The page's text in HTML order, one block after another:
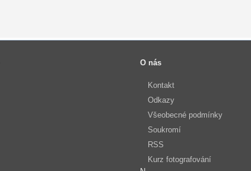
O nás
Kontakt
Odkazy
Všeobecné podmínky
Soukromí
RSS
Kurz fotografování